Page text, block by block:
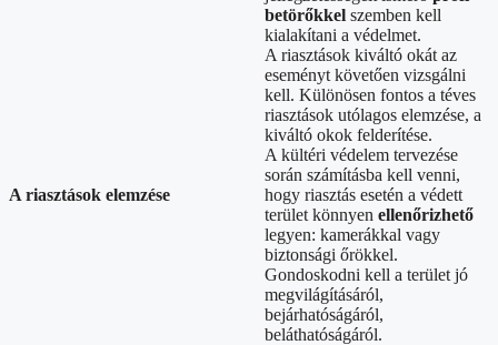
betörőkkel szemben kell
kialakítani a védelmet.
A riasztások elemzése
A riasztások kiváltó okát az
eseményt követően vizsgálni
kell. Különösen fontos a téves
riasztások utólagos elemzése, a
kiváltó okok felderítése.
A kültéri védelem tervezése
során számításba kell venni,
hogy riasztás esetén a védett
terület könnyen ellenőrizhető
legyen: kamerákkal vagy
biztonsági őrökkel.
Gondoskodni kell a terület jó
megvilágításáról,
bejárhatóságáról,
beláthatóságáról.